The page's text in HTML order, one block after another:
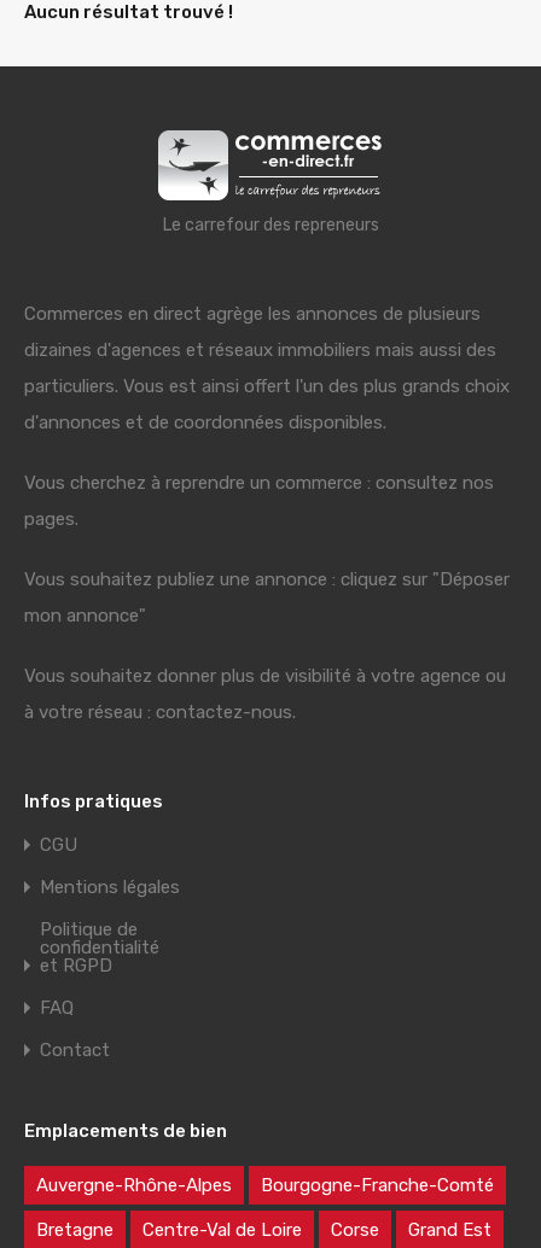
Aucun résultat trouvé !
Le carrefour des repreneurs
Commerces en direct agrège les annonces de plusieurs
dizaines d'agences et réseaux immobiliers mais aussi des
particuliers. Vous est ainsi offert l'un des plus grands choix
d'annonces et de coordonnées disponibles.
Vous cherchez à reprendre un commerce : consultez nos
pages.
Vous souhaitez publiez une annonce : cliquez sur "Déposer
mon annonce"
Vous souhaitez donner plus de visibilité à votre agence ou
à votre réseau : contactez-nous.
Infos pratiques
CGU
Mentions légales
Politique de
confidentialité
et RGPD
FAQ
Contact
Emplacements de bien
Auvergne-Rhône-Alpes Bourgogne-Franche-Comté
Bretagne Centre-Val de Loire Corse Grand Est